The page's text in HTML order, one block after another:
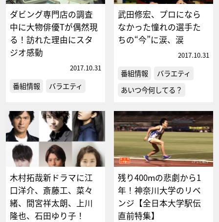
ダビング専門店の調査
中に大物俳優Tが偶然現
る！訪れた理由にスタ
ジオ感動
2017.10.31
番組情報 バラエティ
武田修宏、プロになら
なかった憧れの選手た
ちの“今”に涙、涙
2017.10.31
番組情報
バラエティ
あいつ今何してる？
木村拓哉新ドラマに江
口洋介、斎藤工、菜々
緒、間宮祥太朗、上川
隆也、石田ゆり子！
残り400mの悲劇から1
年！神奈川大学のリベ
ンジ【全日本大学駅伝
直前特集】